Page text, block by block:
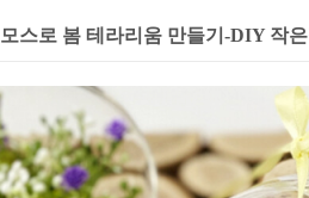
모스로 봄 테라리움 만들기-DIY 작